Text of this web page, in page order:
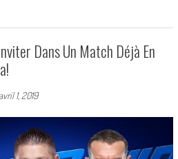
Dans Un Match Déjà En
avril 1, 2019